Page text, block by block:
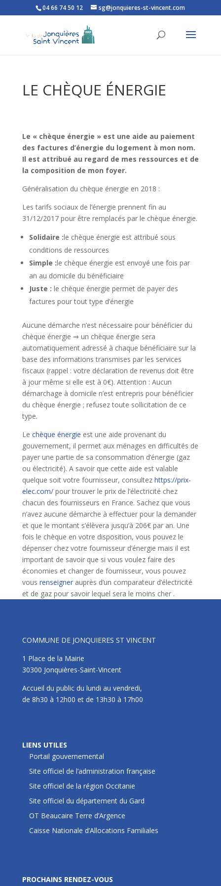
Ouvrir la barre d’outils
04 66 74 50 12 sg@jonquieres-st-vincent.com
LE CHÈQUE ÉNERGIE
Le « chèque énergie » est une aide au paiement
des factures d’énergie du logement à mon nom.
Il est attribué au regard de mes ressources et de
la composition de mon foyer.
Généralisation du chèque énergie en 2018 :
Les tarifs sociaux de l’énergie prennent fin au
31/12/2017 pour être remplacés par le chèque énergie.
Solidaire :le chèque énergie est attribué sous
conditions de ressources
Simple :le chèque énergie est envoyé une fois par
an au domicile du bénéficiaire
Juste : le chèque énergie permet de payer des
factures pour tout type d’énergie
Aucune démarche n’est nécessaire pour bénéficier du
chèque énergie ⇒ un chèque énergie sera
automatiquement adressé à chaque bénéficiaire sur la
base des informations transmises par les services
fiscaux (rappel : votre déclaration de revenus doit être
à jour même si elle est à 0€). Attention : Aucun
démarchage à domicile n’est entrepris pour bénéficier
du chèque énergie ; refusez toute sollicitation de ce
type.
Le chèque énergie est une aide provenant du
gouvernement, il permet aux ménages en difficultés de
payer une partie de sa consommation d’énergie (gaz
ou électricité). A savoir que cette aide est valable
quelque soit votre fournisseur, consultez https://prix-
elec.com/ pour trouver le prix de l’électricité chez
chacun des fournisseurs en France. Sachez que vous
n’avez aucune démarche à effectuer pour la demander
et que le montant s’élèvera jusqu’à 206€ par an. Une
fois le chèque en votre disposition, vous pouvez le
dépenser chez votre fournisseur d’énergie mais il est
important de savoir que si vous voulez faire des
économies et changer de fournisseur, vous pouvez
vous renseignerauprès d’un comparateur d’électricité
et de gaz pour savoir lequel sera le moins cher .
COMMUNE DE JONQUIERES ST VINCENT
1 Place de la Mairie
30300 Jonquières-Saint-Vincent
Accueil du public du lundi au vendredi,
de 8h30 à 12h00 et de 13h30 à 17h00
LIENS UTILES
Portail gouvernemental
Site officiel de l’administration française
Site officiel de la région Occitanie
Site officiel du département du Gard
OT Beaucaire Terre d’Argence
Caisse Nationale d’Allocations Familiales
PROCHAINS RENDEZ-VOUS